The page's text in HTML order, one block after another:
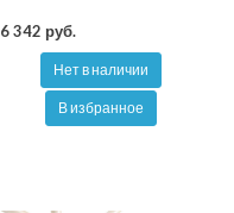
6 342 руб.
Нет в наличии
В избранное